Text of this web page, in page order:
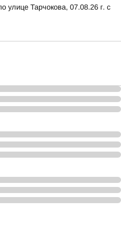
улице Тарчокова, 07.08.26 г. с